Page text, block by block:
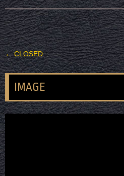
投稿ナビゲーション
←CLOSED
IMAGE